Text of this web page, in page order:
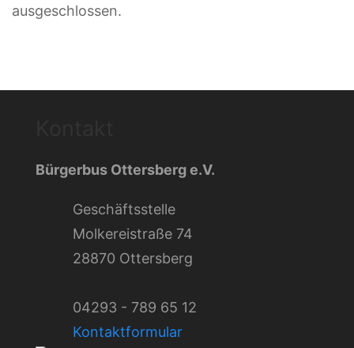
ausgeschlossen.
Bürgerbus Ottersberg e.V.
Geschäftsstelle
Molkereistraße 74
28870 Ottersberg
04293 - 789 65 12
Kontaktformular